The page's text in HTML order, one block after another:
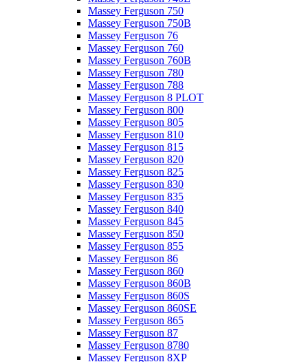
Massey Ferguson 750
Massey Ferguson 750B
Massey Ferguson 76
Massey Ferguson 760
Massey Ferguson 760B
Massey Ferguson 780
Massey Ferguson 788
Massey Ferguson 8 PLOT
Massey Ferguson 800
Massey Ferguson 805
Massey Ferguson 810
Massey Ferguson 815
Massey Ferguson 820
Massey Ferguson 825
Massey Ferguson 830
Massey Ferguson 835
Massey Ferguson 840
Massey Ferguson 845
Massey Ferguson 850
Massey Ferguson 855
Massey Ferguson 86
Massey Ferguson 860
Massey Ferguson 860B
Massey Ferguson 860S
Massey Ferguson 860SE
Massey Ferguson 865
Massey Ferguson 87
Massey Ferguson 8780
Massey Ferguson 8XP